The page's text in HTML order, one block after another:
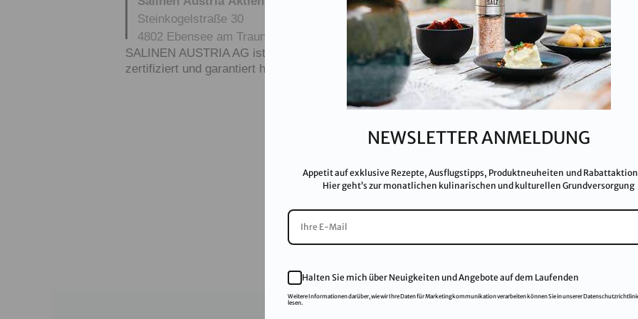
Steinkogelstraße 30
4802 Ebensee am Traunsee
ecommerce@salinen.com
SALINEN AUSTRIA AG ist nach GMP, IFS, QS, ISO 9001, ISO 14001 u.v.m.
zertifiziert und garantiert höchste Qualitätsstandards.
NEWSLETTER ANMELDUNG
Appetit auf exklusive Rezepte, Ausflugstipps, Produktneuheiten und
Hier geht’s zur monatlichen kulinarischen und kulturellen Grundversorgung
Halten Sie mich über Neuigkeiten und Angebote auf dem Laufenden
Weitere Informationen darüber, wie wir Ihre Daten für Marketingkommunikation verarbeiten können Sie in unserer
lesen.